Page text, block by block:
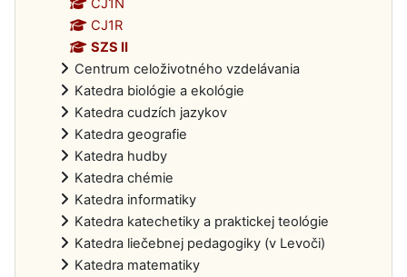
CJ1N
CJ1R
SZS II
Centrum celoživotného vzdelávania
Katedra biológie a ekológie
Katedra cudzích jazykov
Katedra geografie
Katedra hudby
Katedra chémie
Katedra informatiky
Katedra katechetiky a praktickej teológie
Katedra liečebnej pedagogiky (v Levoči)
Katedra matematiky